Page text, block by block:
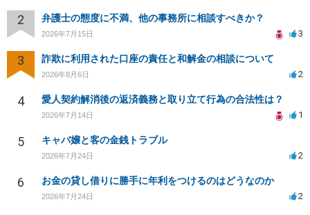
2 弁護士の態度に不満、他の事務所に相談すべきか？
2026年7月15日 3
3 詐欺に利用された口座の責任と和解金の相談について
2026年8月6日 2
4 愛人契約解消後の返済義務と取り立て行為の合法性は？
2026年7月14日 1
5 キャバ嬢と客の金銭トラブル
2026年7月24日 2
6 お金の貸し借りに勝手に年利をつけるのはどうなのか
2026年7月24日 2